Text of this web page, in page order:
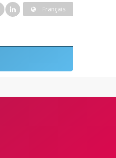
Français